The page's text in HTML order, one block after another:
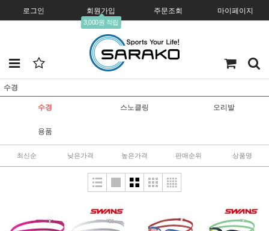
로그인 회원가입
3,000원 적립
주문조회 마이페이지
수경
수경 스노클링 오리발
용품
최신순 낮은가격 높은가격 판매순위 상품명